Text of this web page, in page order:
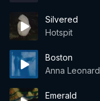
Silvered
Hotspit
Boston
Anna Leonard
Emerald